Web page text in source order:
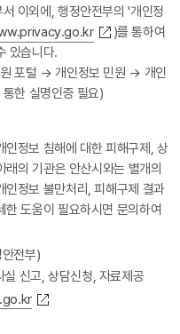
이외에, 행정안전부의 '개인정
)를 통하여
있습니다.
포털 → 개인정보 민원 → 개인
한 실명인증 필요)
인정보 침해에 대한 피해구제, 상
의 기관은 안산시와는 별개의
인정보 불만처리, 피해구제 결과
도움이 필요하시면 문의하여
전부)
신고, 상담신청, 자료제공